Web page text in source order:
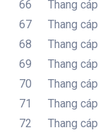
66
Thang cáp
67
Thang cáp
68
Thang cáp
69
Thang cáp
70
Thang cáp
71
Thang cáp
72
Thang cáp